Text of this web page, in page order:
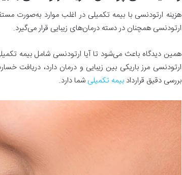
هزینه ارتودنسی با بیمه تکمیلی در اغلب موارد به‌صورت
ارتودنسی همچنان در دسته درمان‌های زیبایی قرار می‌گیرد.
همین دیدگاه باعث می‌شود تا آیا ارتودنسی شامل بیمه
ارتودنسی مرز باریکی بین زیبایی و درمان دارد، دریافت
بررسی دقیق قراردادبیمه تکمیلی شما دارد.